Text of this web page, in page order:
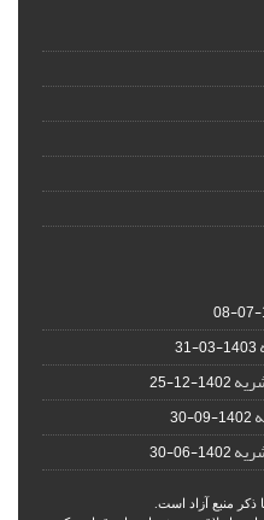
1403-03-31
1402-12-25
1402-09-30
1402-06-30
ذکر منبع آزاد است.